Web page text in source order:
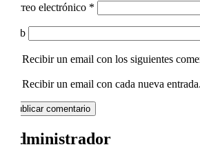
Correo electrónico *
Web
Recibir un email con los siguientes
Recibir un email con cada nueva entrada.
Administrador